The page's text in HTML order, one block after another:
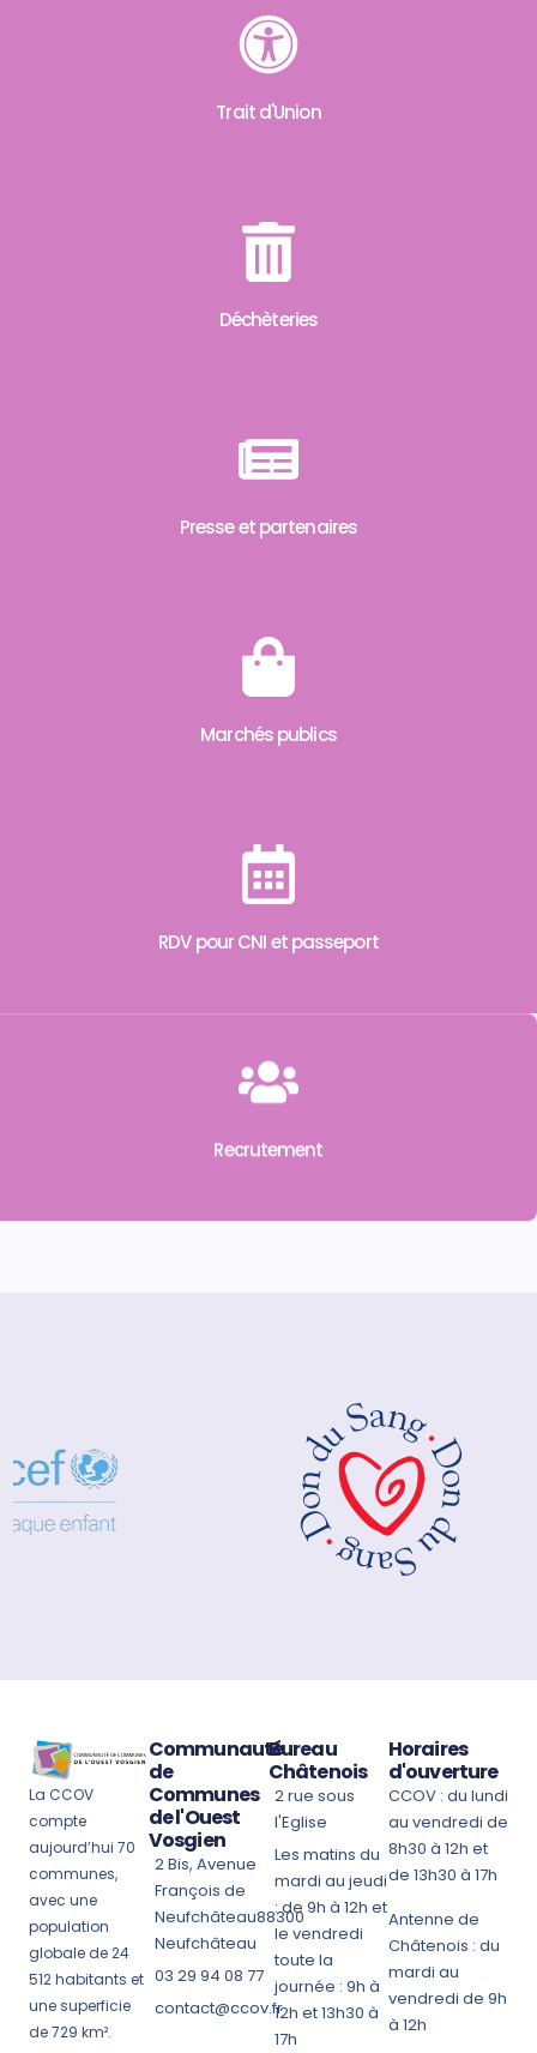
Trait d'Union
Déchèteries
Presse et partenaires
Marchés publics
RDV pour CNI et passeport
Recrutement
La CCOV
compte
aujourd’hui 70
communes,
avec une
population
globale de 24
512 habitants et
une superficie
de 729 km².
Communauté
de
Communes
de l'Ouest
Vosgien
2 Bis, Avenue
François de
Neufchâteau88300
Neufchâteau
03 29 94 08 77
contact@ccov.fr
Bureau
Châtenois
2 rue sous
l'Eglise
Les matins du
mardi au jeudi
: de 9h à 12h et
le vendredi
toute la
journée : 9h à
12h et 13h30 à
17h
Horaires
d'ouverture
CCOV : du lundi
au vendredi de
8h30 à 12h et
de 13h30 à 17h
Antenne de
Châtenois : du
mardi au
vendredi de 9h
à 12h